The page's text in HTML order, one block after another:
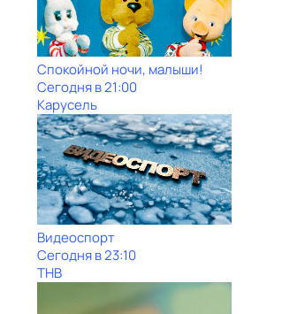
Спокойной ночи, малыши!
Сегодня в 21:00
Карусель
Видеоспорт
Сегодня в 23:10
ТНВ